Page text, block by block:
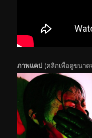
ภาพแคป (คลิกเพื่อดูขนาด